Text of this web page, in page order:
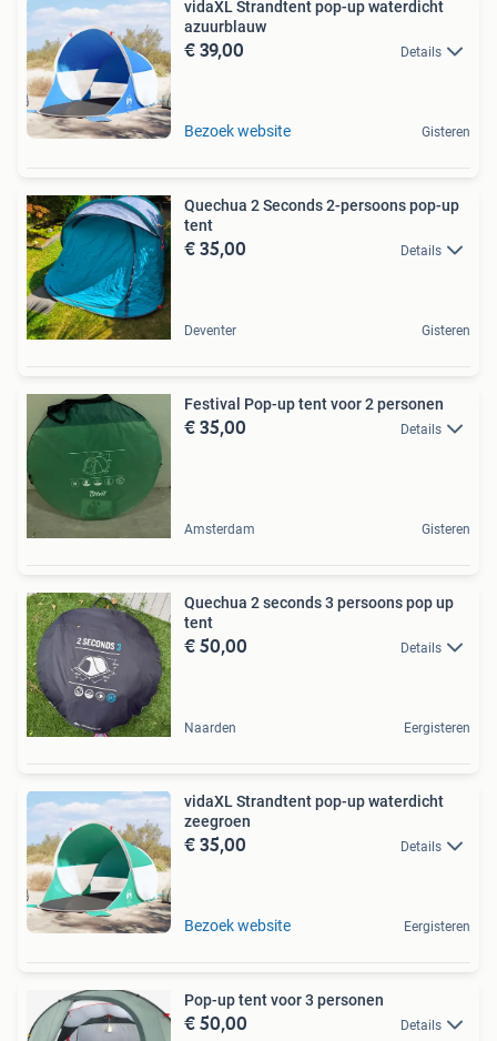
vidaXL Strandtent pop-up waterdicht
azuurblauw
€ 39,00 Details
Bezoek website Gisteren
Quechua 2 Seconds 2-persoons pop-up
tent
€ 35,00 Details
Deventer Gisteren
Festival Pop-up tent voor 2 personen
€ 35,00 Details
Amsterdam Gisteren
Quechua 2 seconds 3 persoons pop up
tent
€ 50,00 Details
Naarden Eergisteren
vidaXL Strandtent pop-up waterdicht
zeegroen
€ 35,00 Details
Bezoek website Eergisteren
Pop-up tent voor 3 personen
€ 50,00 Details